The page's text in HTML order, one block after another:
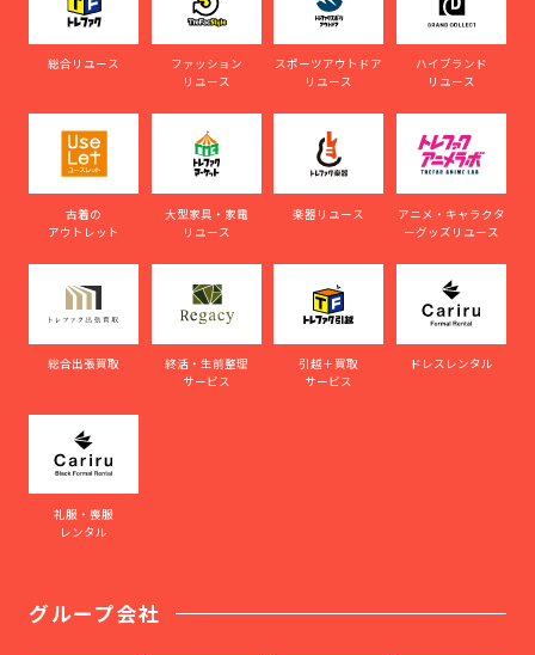
総合リユース
ファッション
リユース
スポーツアウトドア
リユース
ハイブランド
リユース
古着の
アウトレット
大型家具・家電
リユース
楽器リユース
アニメ・キャラクタ
ーグッズリユース
総合出張買取
終活・生前整理
サービス
引越＋買取
サービス
ドレスレンタル
礼服・喪服
レンタル
グループ会社